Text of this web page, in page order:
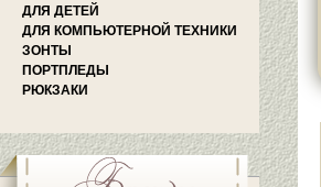
ДЛЯ ДЕТЕЙ
ДЛЯ КОМПЬЮТЕРНОЙ ТЕХНИКИ
ЗОНТЫ
ПОРТПЛЕДЫ
РЮКЗАКИ